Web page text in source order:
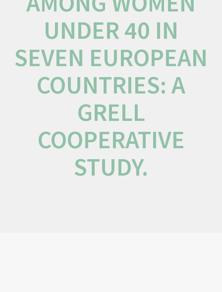
UNDER 40 IN
SEVEN EUROPEAN
COUNTRIES: A
GRELL
COOPERATIVE
STUDY.